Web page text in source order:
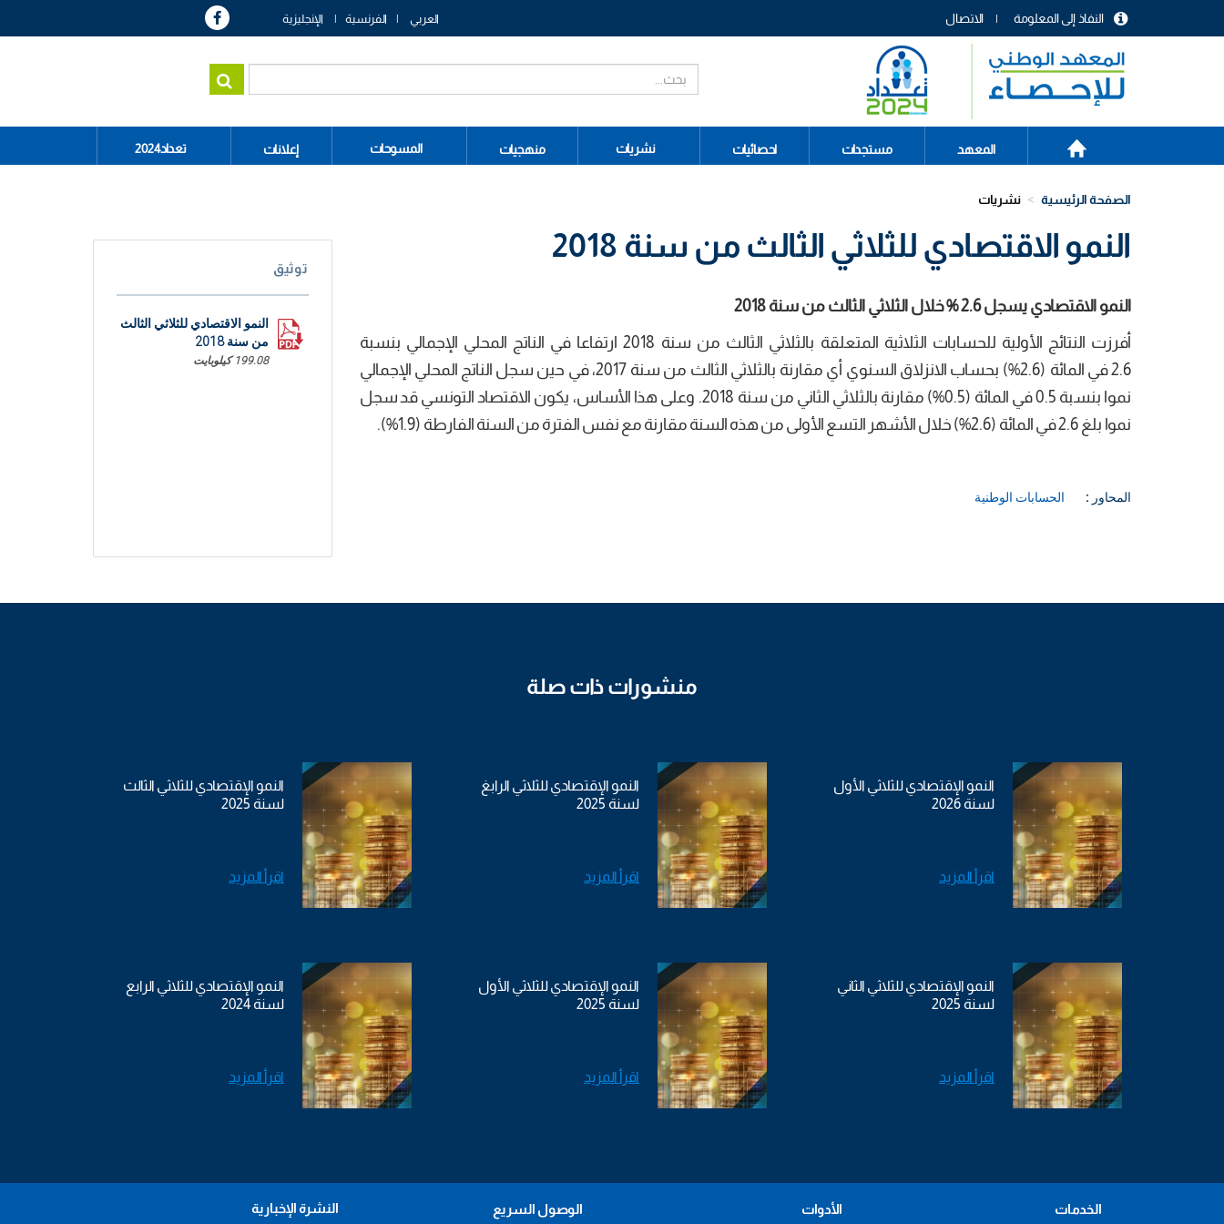
menu
header
الاتصال النفاذ إلى المعلومة العربي الفرنسية الإنجليزية
Main
navigation
الرئيسية
المعهد مستجدات احصائيات نشريات منهجيات المسوحات إعلانات تعداد2024
الصفحة الرئيسية نشريات
النمو الاقتصادي للثلاثي الثالث من سنة 2018
النمو الاقتصادي يسجل 2.6 %خلال الثلاثي الثالث من سنة 2018
أفرزت النتائج الأولية للحسابات الثلاثية المتعلقة بالثلاثي الثالث من سنة 2018 ارتفاعا في الناتج المحلي الإجمالي بنسبة
2.6 في المائة (2.6%) بحساب الانزلاق السنوي أي مقارنة بالثلاثي الثالث من سنة 2017، في حين سجل الناتج المحلي الإجمالي
نموا بنسبة 0.5 في المائة (0.5%) مقارنة بالثلاثي الثاني من سنة 2018. وعلى هذا الأساس، يكون الاقتصاد التونسي قد سجل
نموا بلغ 2.6 في المائة (2.6%) خلال الأشهر التسع الأولى من هذه السنة مقارنة مع نفس الفترة من السنة الفارطة (1.9%).
المحاور : الحسابات الوطنية
توثيق
النمو الاقتصادي للثلاثي الثالث
من سنة 2018
199.08 كيلوبايت
منشورات ذات صلة
النمو الإقتصادي للثلاثي الأول
لسنة 2026
اقرأ المزيد
النمو الإقتصادي للثلاثي الرابغ
لسنة 2025
اقرأ المزيد
النمو الإقتصادي للثلاثي الثالث
لسنة 2025
اقرأ المزيد
النمو الإقتصادي للثلاثي الثاني
لسنة 2025
اقرأ المزيد
النمو الإقتصادي للثلاثي الأول
لسنة 2025
اقرأ المزيد
النمو الإقتصادي للثلاثي الرابع
لسنة 2024
اقرأ المزيد
الخدمات الأدوات الوصول السريع النشرة الإخبارية